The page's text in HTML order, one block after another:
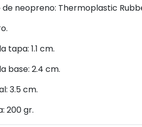
de neopreno: Thermoplastic
tapa: 1.1 cm.
base: 2.4 cm.
3.5 cm.
200 gr.